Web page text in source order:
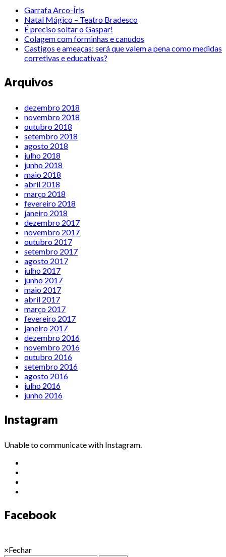
Garrafa Arco-Íris
Natal Mágico – Teatro Bradesco
É preciso soltar o Gaspar!
Colagem com forminhas e canudos
Castigos e ameaças: será que valem a pena como medidas
corretivas e educativas?
Arquivos
dezembro 2018
novembro 2018
outubro 2018
setembro 2018
agosto 2018
julho 2018
junho 2018
maio 2018
abril 2018
março 2018
fevereiro 2018
janeiro 2018
dezembro 2017
novembro 2017
outubro 2017
setembro 2017
agosto 2017
julho 2017
junho 2017
maio 2017
abril 2017
março 2017
fevereiro 2017
janeiro 2017
dezembro 2016
novembro 2016
outubro 2016
setembro 2016
agosto 2016
julho 2016
junho 2016
Instagram
Unable to communicate with Instagram.
Facebook
×Fechar